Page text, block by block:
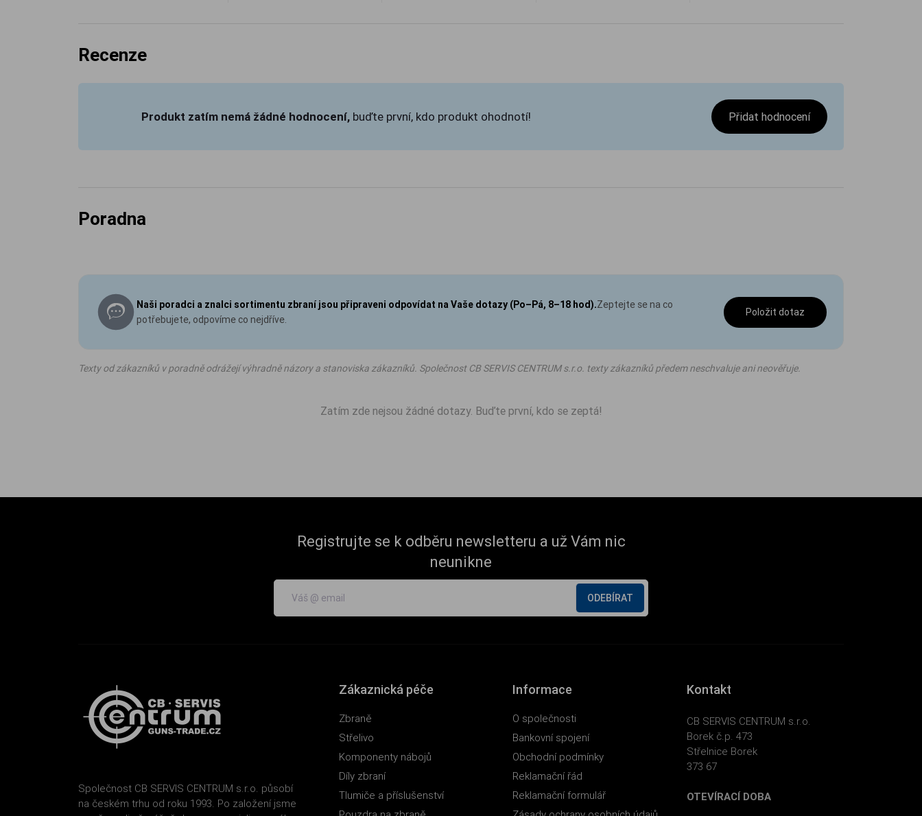
Recenze
Produkt zatím nemá žádné hodnocení, buďte první, kdo produkt ohodnotí! Přidat hodnocení
Poradna
Naši poradci a znalci sortimentu zbraní jsou připraveni odpovídat na Vaše dotazy (Po–Pá, 8–18 hod).Zeptejte se na co
potřebujete, odpovíme co nejdříve.
Položit dotaz
Texty od zákazníků v poradně odrážejí výhradně názory a stanoviska zákazníků. Společnost CB SERVIS CENTRUM s.r.o. texty zákazníků předem neschvaluje ani neověřuje.
Zatím zde nejsou žádné dotazy. Buďte první, kdo se zeptá!
Registrujte se k odběru newsletteru a už Vám nic
neunikne
ODEBÍRAT
Společnost CB SERVIS CENTRUM s.r.o. působí
na českém trhu od roku 1993. Po založení jsme
Zákaznická péče
Zbraně
Střelivo
Komponenty nábojů
Díly zbraní
Tlumiče a příslušenství
Informace
O společnosti
Bankovní spojení
Obchodní podmínky
Reklamační řád
Reklamační formulář
Kontakt
CB SERVIS CENTRUM s.r.o.
Borek č.p. 473
Střelnice Borek
373 67
OTEVÍRACÍ DOBA